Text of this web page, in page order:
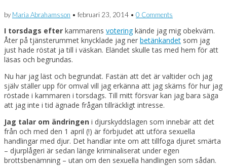
by Maria Abrahamsson • februari 23, 2014 • 0 Comments
I torsdags efter kammarens voteringkände jag mig obekväm.
Åter på tjänsterummet knycklade jag ner betänkandet som jag
just hade röstat ja till i väskan. Eländet skulle tas med hem för att
läsas och begrundas.
Nu har jag läst och begrundat. Fastän att det är valtider och jag
själv ställer upp för omval vill jag erkänna att jag skäms för hur jag
röstade i kammaren i torsdags. Till mitt försvar kan jag bara säga
att jag inte i tid ägnade frågan tillräckligt intresse.
Jag talar om ändringen i djurskyddslagen som innebär att det
från och med den 1 april (!) är förbjudet att utföra sexuella
handlingar med djur. Det handlar inte om att tillfoga djuret smärta
– djurplågeri är sedan länge kriminaliserat under egen
brottsbenämning – utan om den sexuella handlingen som sådan.